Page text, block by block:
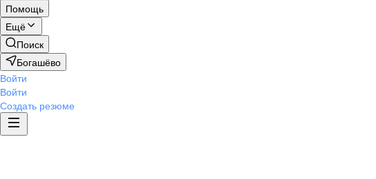
Помощь
Ещё
Поиск
Богашёво
Войти
Войти
Создать резюме